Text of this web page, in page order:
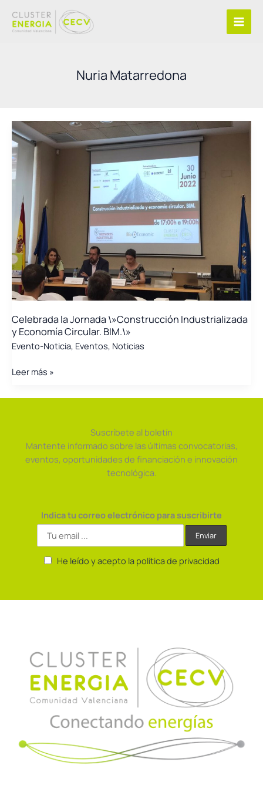
contenido
Nuria Matarredona
Celebrada la Jornada \»Construcción Industrializada
y Economía Circular. BIM.\»
Evento-Noticia, Eventos, Noticias
Celebrada
Jornada
Economía
Circular.
Leer más »
Suscríbete al boletín
Mantente informado sobre las últimas convocatorias,
eventos, oportunidades de financiación e innovación
tecnológica.
Indica tu correo electrónico para suscribirte
He leído y acepto la política de privacidad